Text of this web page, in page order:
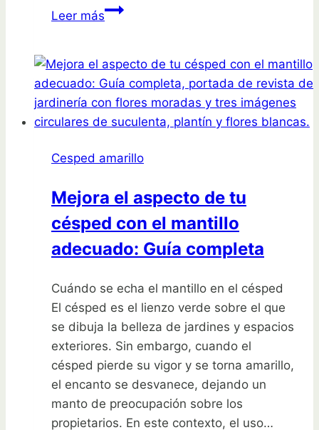
Leer másDescubre
para
regar
semillas
de
nuevo
obtener
un
jardín
impresionante
tiempo
récord
Cesped amarillo
Mejora el aspecto de tu
césped con el mantillo
adecuado: Guía completa
Cuándo se echa el mantillo en el césped
El césped es el lienzo verde sobre el que
se dibuja la belleza de jardines y espacios
exteriores. Sin embargo, cuando el
césped pierde su vigor y se torna amarillo,
el encanto se desvanece, dejando un
manto de preocupación sobre los
propietarios. En este contexto, el uso…